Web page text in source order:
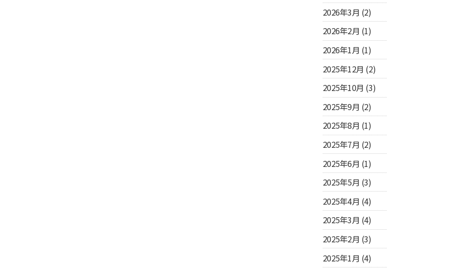
2026年3月 (2)
2026年2月 (1)
2026年1月 (1)
2025年12月 (2)
2025年10月 (3)
2025年9月 (2)
2025年8月 (1)
2025年7月 (2)
2025年6月 (1)
2025年5月 (3)
2025年4月 (4)
2025年3月 (4)
2025年2月 (3)
2025年1月 (4)